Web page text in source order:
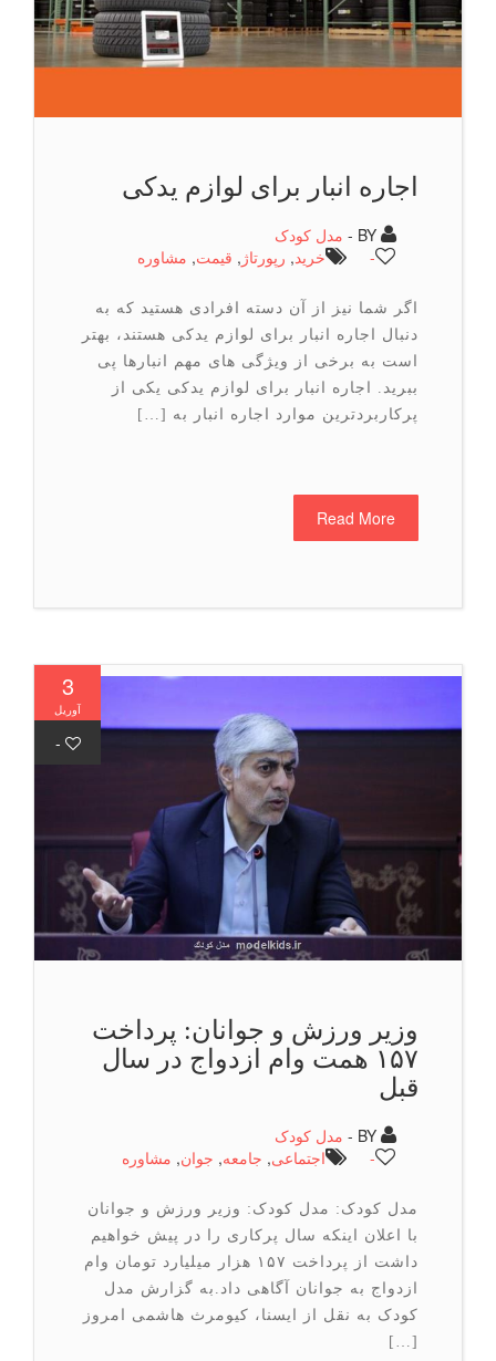
اجاره انبار برای لوازم یدکی
مدل کودک
خرید
,رپورتاژ, قیمت, مشاوره
اگر شما نیز از آن دسته افرادی هستید که به
دنبال اجاره انبار برای لوازم یدکی هستند، بهتر
است به برخی از ویژگی ‌های مهم انبارها پی
ببرید. اجاره انبار برای لوازم یدکی یکی از
پرکاربردترین موارد اجاره انبار به […]
Read More
3
وزیر ورزش و جوانان: پرداخت
۱۵۷ همت وام ازدواج در سال
مدل کودک
اجتماعی,جامعه ,جوان,مشاوره
مدل کودک: مدل کودک: وزیر ورزش و جوانان
با اعلان اینکه سال پرکاری را در پیش خواهیم
داشت از پرداخت ۱۵۷ هزار میلیارد تومان وام
ازدواج به جوانان آگاهی داد.به گزارش مدل
کودک به نقل از ایسنا، کیومرث هاشمی امروز